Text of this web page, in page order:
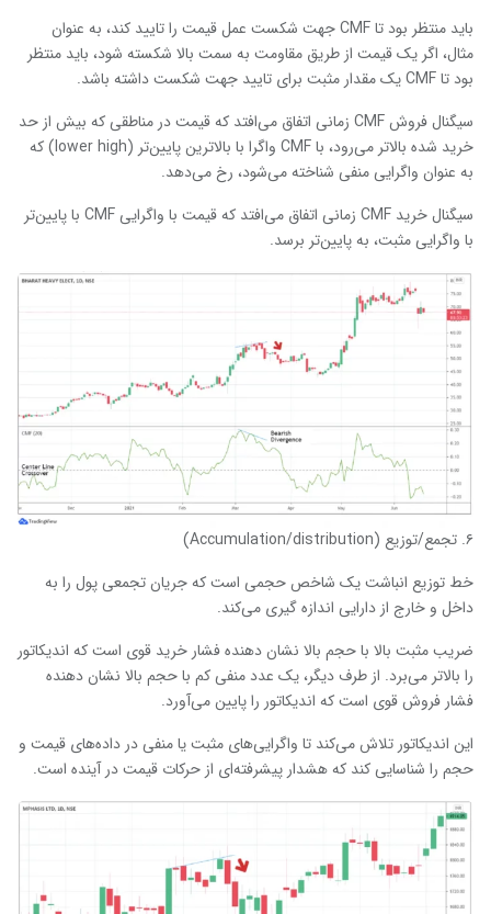
باید منتظر بود تا CMF جهت شکست عمل قیمت را تایید کند، به عنوان
مثال، اگر یک قیمت از طریق مقاومت به سمت بالا شکسته شود، باید منتظر
بود تا CMF یک مقدار مثبت برای تایید جهت شکست داشته باشد.
سیگنال فروش CMF زمانی اتفاق می‌افتد که قیمت در مناطقی که بیش از حد
خرید شده بالاتر می‌رود، با CMF واگرا با بالاترین پایین‌تر (lower high) که
به عنوان واگرایی منفی شناخته می‌شود، رخ می‌دهد.
سیگنال خرید CMF زمانی اتفاق می‌افتد که قیمت با واگرایی CMF با پایین‌تر
با واگرایی مثبت، به پایین‌تر برسد.
۶. تجمع/توزیع (Accumulation/distribution)
خط توزیع انباشت یک شاخص حجمی است که جریان تجمعی پول را به
داخل و خارج از دارایی اندازه گیری می‌کند.
ضریب مثبت بالا با حجم بالا نشان دهنده فشار خرید قوی است که اندیکاتور
را بالاتر می‌برد. از طرف دیگر، یک عدد منفی کم با حجم بالا نشان دهنده
فشار فروش قوی است که اندیکاتور را پایین می‌آورد.
این اندیکاتور تلاش می‌کند تا واگرایی‌های مثبت یا منفی در داده‌های قیمت و
حجم را شناسایی کند که هشدار پیشرفته‌ای از حرکات قیمت در آینده است.